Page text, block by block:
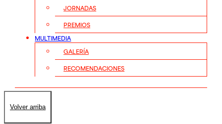
JORNADAS
PREMIOS
MULTIMEDIA
GALERÍA
RECOMENDACIONES
Volver arriba